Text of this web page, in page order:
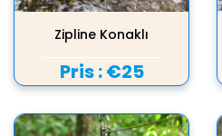
Zipline Konaklı
Pris :€25